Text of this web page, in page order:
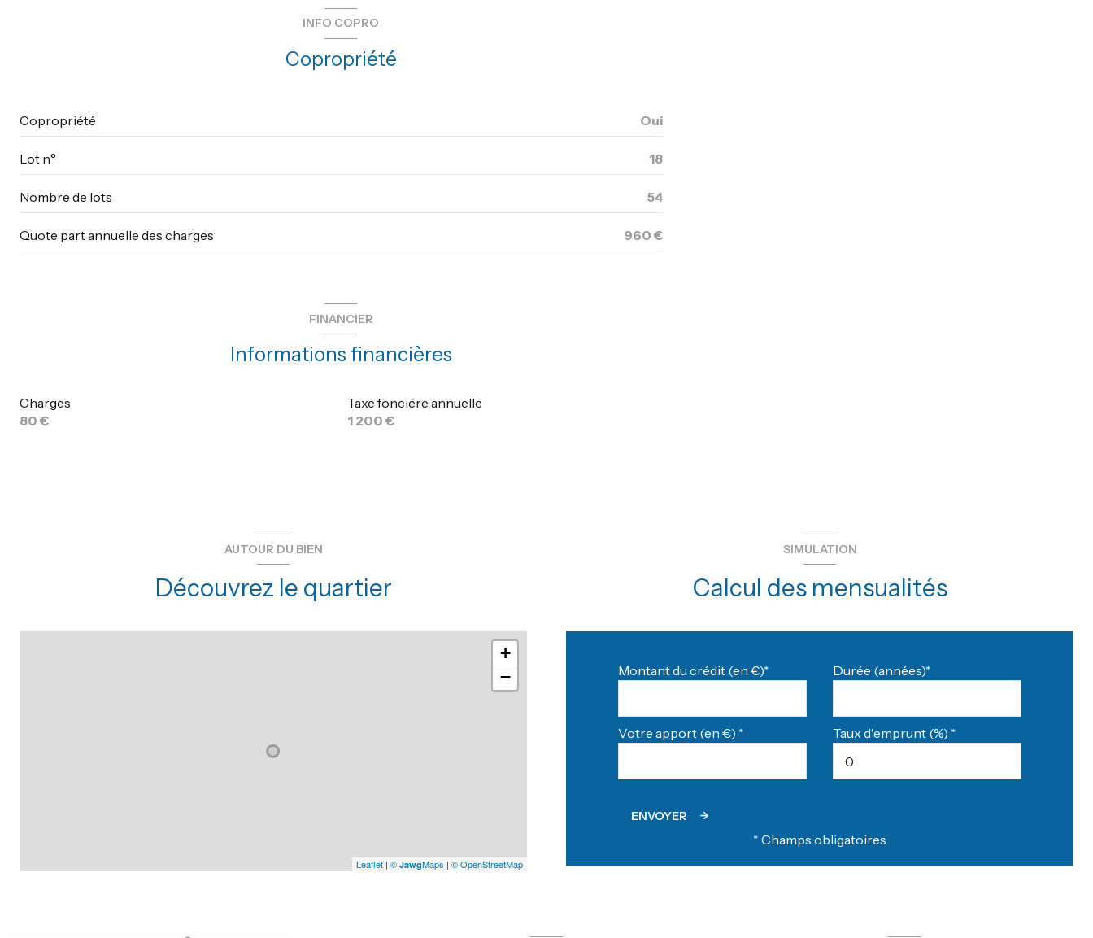
INFO COPRO
Copropriété
Copropriété Oui
Lot n° 18
Nombre de lots 54
Quote part annuelle des charges 960 €
FINANCIER
Informations financières
Charges
80 €
Taxe foncière annuelle
1 200 €
AUTOUR DU BIEN
Découvrez le quartier
+
−
Leaflet | © JawgMaps | © OpenStreetMap
SIMULATION
Calcul des mensualités
Montant du crédit (en €)* Durée (années)*
Votre apport (en €) * Taux d'emprunt (%) *
ENVOYER
* Champs obligatoires